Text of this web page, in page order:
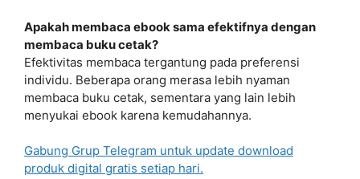
Apakah membaca ebook sama efektifnya dengan
membaca buku cetak?
Efektivitas membaca tergantung pada preferensi
individu. Beberapa orang merasa lebih nyaman
membaca buku cetak, sementara yang lain lebih
menyukai ebook karena kemudahannya.
Gabung Grup Telegram untuk update download
produk digital gratis setiap hari.